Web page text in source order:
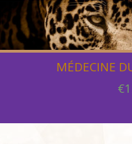
MÉDECINE
€